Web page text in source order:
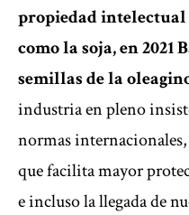
propiedad intelectual
como la soja, en 2021
semillas de la
industria en pleno
normas
que facilita mayor
e incluso la llegada de